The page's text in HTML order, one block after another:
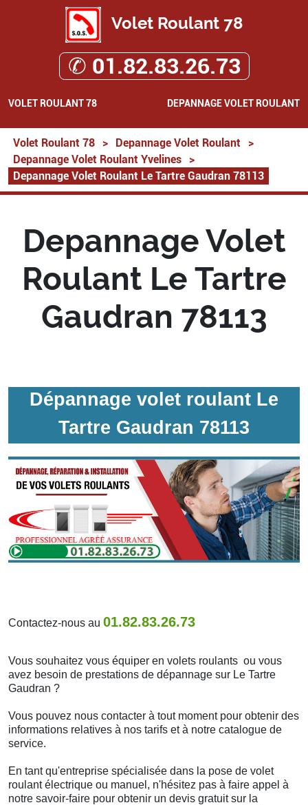
Volet Roulant 78
✆ 01.82.83.26.73
VOLET ROULANT 78 DEPANNAGE VOLET ROULANT
Volet Roulant 78 > Depannage Volet Roulant
>
Depannage Volet Roulant Yvelines
>
Depannage Volet Roulant Le Tartre Gaudran 78113
Depannage Volet
Roulant Le Tartre
Gaudran 78113
Dépannage volet roulant Le
Tartre Gaudran 78113
Contactez-nous au 01.82.83.26.73
Vous souhaitez vous équiper en volets roulants ou vous
avez besoin de prestations de dépannage sur Le Tartre
Gaudran ?
Vous pouvez nous contacter à tout moment pour obtenir des
informations relatives à nos tarifs et à notre catalogue de
service.
En tant qu'entreprise spécialisée dans la pose de volet
roulant électrique ou manuel, n'hésitez pas à faire appel à
notre savoir-faire pour obtenir un devis gratuit sur la